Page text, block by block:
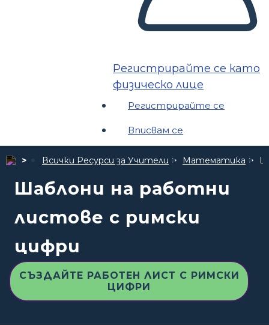
Регистрирайте се като
физическо лице
Регистрирайте се
Вписвам се
Всички Ресурси за Учители Математика
Шаблони на работни
листове с римски
цифри
СЪЗДАЙТЕ РАБОТЕН ЛИСТ С РИМСКИ
ЦИФРИ